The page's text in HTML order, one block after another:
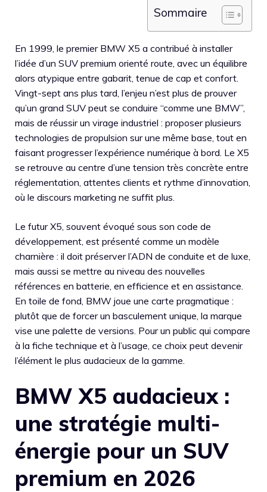
Sommaire
En 1999, le premier BMW X5 a contribué à installer
l’idée d’un SUV premium orienté route, avec un équilibre
alors atypique entre gabarit, tenue de cap et confort.
Vingt-sept ans plus tard, l’enjeu n’est plus de prouver
qu’un grand SUV peut se conduire “comme une BMW”,
mais de réussir un virage industriel : proposer plusieurs
technologies de propulsion sur une même base, tout en
faisant progresser l’expérience numérique à bord. Le X5
se retrouve au centre d’une tension très concrète entre
réglementation, attentes clients et rythme d’innovation,
où le discours marketing ne suffit plus.
Le futur X5, souvent évoqué sous son code de
développement, est présenté comme un modèle
charnière : il doit préserver l’ADN de conduite et de luxe,
mais aussi se mettre au niveau des nouvelles
références en batterie, en efficience et en assistance.
En toile de fond, BMW joue une carte pragmatique :
plutôt que de forcer un basculement unique, la marque
vise une palette de versions. Pour un public qui compare
à la fiche technique et à l’usage, ce choix peut devenir
l’élément le plus audacieux de la gamme.
BMW X5 audacieux :
une stratégie multi-
énergie pour un SUV
premium en 2026